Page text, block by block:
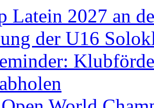
Latein 2027 an
der U16